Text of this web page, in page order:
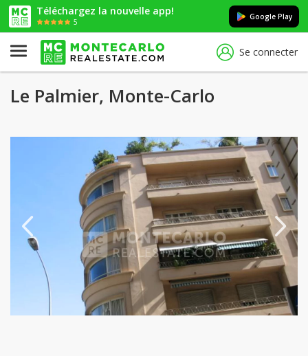
Téléchargez la nouvelle app!
5
Google Play
Se connecter
Le Palmier, Monte-Carlo